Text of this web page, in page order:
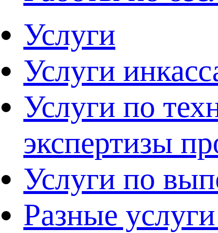
Услуги
Услуги
Услуги по
экспертизы
Услуги по
Разные